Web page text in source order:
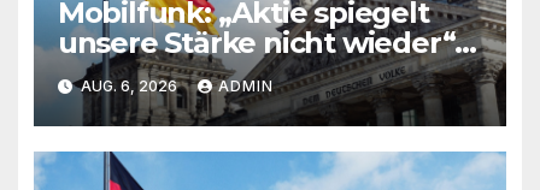
Mobilfunk: „Aktie spiegelt
unsere Stärke nicht wieder“:
Telekom weitet Rückkauf auf
fünf Milliarden Euro aus
AUG. 6, 2026 ADMIN